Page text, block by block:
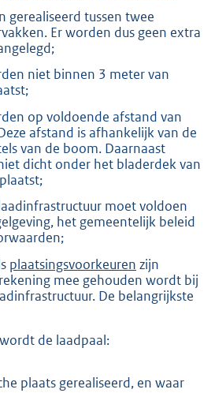
gerealiseerd tussen twee
Er worden dus geen extra
niet binnen 3 meter van
op voldoende afstand van
afstand is afhankelijk van de
van de boom. Daarnaast
dicht onder het bladerdek van
moet voldoen
het gemeentelijk beleid
plaatsingsvoorkeuren zijn
mee gehouden wordt bij
De belangrijkste
de laadpaal:
plaats gerealiseerd, en waar